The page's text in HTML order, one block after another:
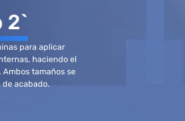
2`
para aplicar
haciendo el
tamaños se
acabado.